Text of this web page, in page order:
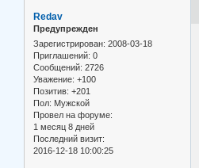
Redav
Предупрежден
Зарегистрирован: 2008-03-18
Приглашений: 0
Сообщений: 2726
Уважение: +100
Позитив: +201
Пол: Мужской
Провел на форуме:
1 месяц 8 дней
Последний визит:
2016-12-18 10:00:25